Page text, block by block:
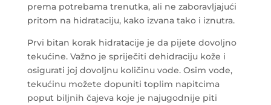
prema potrebama trenutka, ali ne zaboravljajući
pritom na hidrataciju, kako izvana tako i iznutra.
Prvi bitan korak hidratacije je da pijete dovoljno
tekućine. Važno je spriječiti dehidraciju kože i
osigurati joj dovoljnu količinu vode. Osim vode,
tekućinu možete dopuniti toplim napitcima
poput biljnih čajeva koje je najugodnije piti